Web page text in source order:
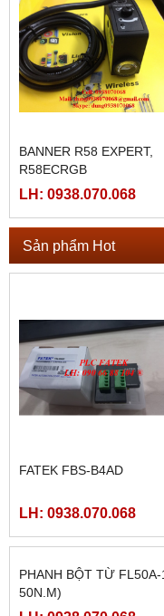
BANNER R58 EXPERT,
R58ECRGB
LH: 0938.070.068
Sản phẩm Hot
FATEK FBS-B4AD
LH: 0938.070.068